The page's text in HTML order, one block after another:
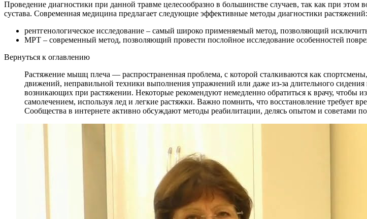
Проведение диагностики при данной травме целесообразно в большинстве случаев, так как при
сустава. Современная медицина предлагает следующие эффективные методы диагностики растяжений:
рентгенологическое исследование – самый широко применяемый метод, позволяющий
МРТ – современный метод, позволяющий провести послойное исследование особенностей
Вернуться к оглавлению
Растяжение мышц плеча — распространенная проблема, с которой сталкиваются как
движений, неправильной техники выполнения упражнений или даже из-за длительного
возникающих при растяжении. Некоторые рекомендуют немедленно обратиться к врачу, чтобы
самолечением, используя лед и легкие растяжки. Важно помнить, что восстановление требует
Сообщества в интернете активно обсуждают методы реабилитации, делясь опытом и советами